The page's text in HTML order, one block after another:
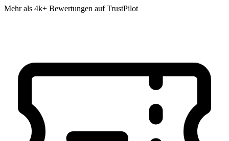
Mehr als 4k+ Bewertungen auf TrustPilot